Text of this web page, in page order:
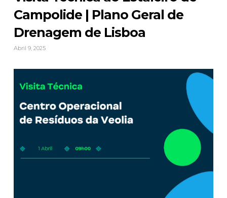
Campolide | Plano Geral de
Drenagem de Lisboa
Abril 9, 2025